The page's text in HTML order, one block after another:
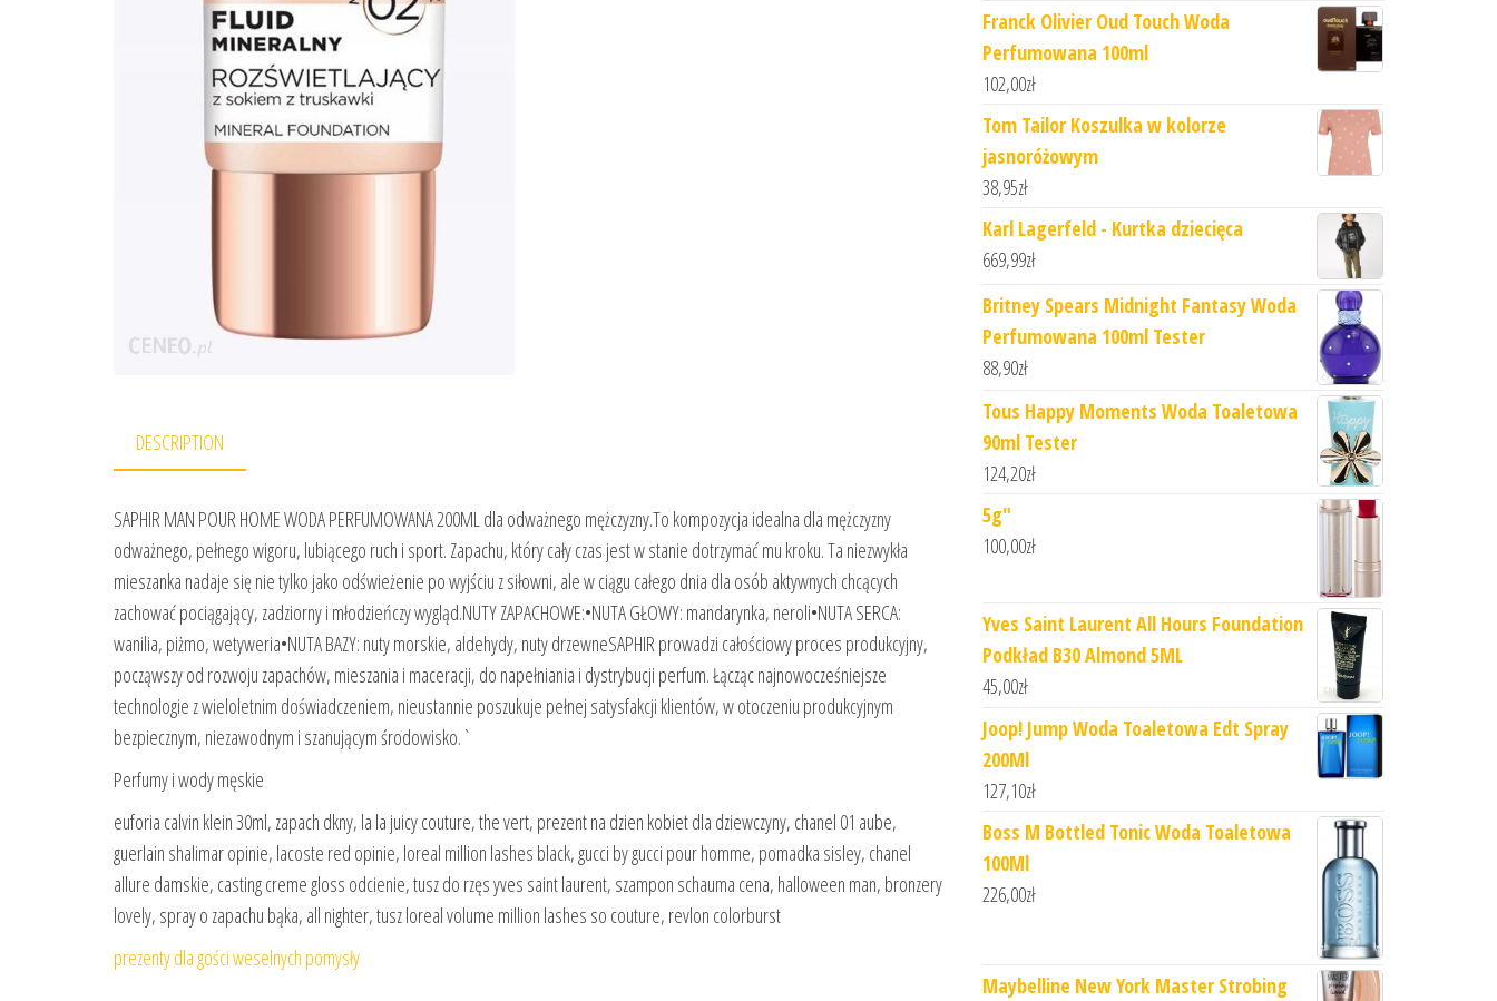
DESCRIPTION
SAPHIR MAN POUR HOME WODA PERFUMOWANA 200ML dla odważnego mężczyzny.To kompozycja idealna dla mężczyzny
odważnego, pełnego wigoru, lubiącego ruch i sport. Zapachu, który cały czas jest w stanie dotrzymać mu kroku. Ta niezwykła
mieszanka nadaje się nie tylko jako odświeżenie po wyjściu z siłowni, ale w ciągu całego dnia dla osób aktywnych chcących
zachować pociągający, zadziorny i młodzieńczy wygląd.NUTY ZAPACHOWE:•NUTA GŁOWY: mandarynka, neroli•NUTA SERCA:
wanilia, piżmo, wetyweria•NUTA BAZY: nuty morskie, aldehydy, nuty drzewneSAPHIR prowadzi całościowy proces produkcyjny,
począwszy od rozwoju zapachów, mieszania i maceracji, do napełniania i dystrybucji perfum. Łącząc najnowocześniejsze
technologie z wieloletnim doświadczeniem, nieustannie poszukuje pełnej satysfakcji klientów, w otoczeniu produkcyjnym
bezpiecznym, niezawodnym i szanującym środowisko.`
Perfumy i wody męskie
euforia calvin klein 30ml, zapach dkny, la la juicy couture, the vert, prezent na dzien kobiet dla dziewczyny, chanel 01 aube,
guerlain shalimar opinie, lacoste red opinie, loreal million lashes black, gucci by gucci pour homme, pomadka sisley, chanel
allure damskie, casting creme gloss odcienie, tusz do rzęs yves saint laurent, szampon schauma cena, halloween man, bronzery
lovely, spray o zapachu bąka, all nighter, tusz loreal volume million lashes so couture, revlon colorburst
prezenty dla gości weselnych pomysły
Franck Olivier Oud Touch Woda
Perfumowana 100ml
102,00zł
Tom Tailor Koszulka w kolorze
jasnoróżowym
38,95zł
Karl Lagerfeld - Kurtka dziecięca
669,99zł
Britney Spears Midnight Fantasy Woda
Perfumowana 100ml Tester
88,90zł
Tous Happy Moments Woda Toaletowa
90ml Tester
124,20zł
5g"
100,00zł
Yves Saint Laurent All Hours Foundation
Podkład B30 Almond 5ML
45,00zł
Joop! Jump Woda Toaletowa Edt Spray
200Ml
127,10zł
Boss M Bottled Tonic Woda Toaletowa
100Ml
226,00zł
Maybelline New York Master Strobing